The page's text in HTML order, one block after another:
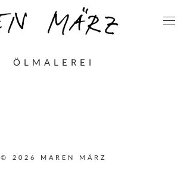
ÖLMALEREI
© 2026 MAREN MÄRZ